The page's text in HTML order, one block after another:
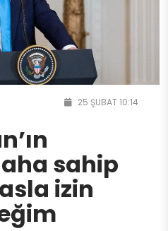
25 ŞUBAT 10:14
sahip
izin